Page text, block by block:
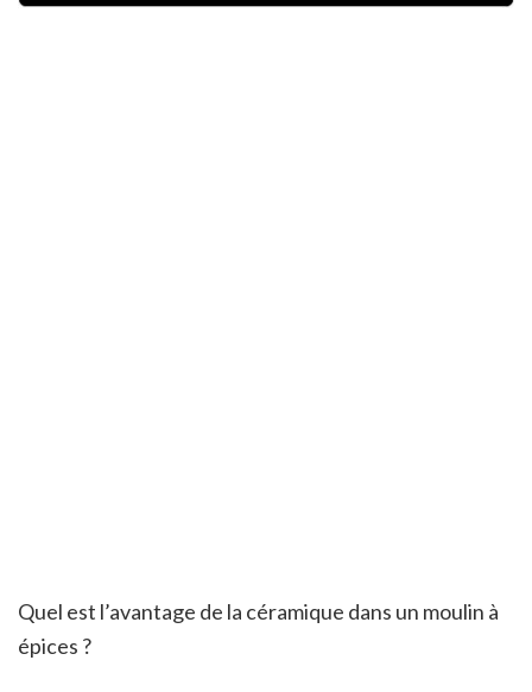
Quel est l’avantage de la céramique dans un moulin à
épices ?